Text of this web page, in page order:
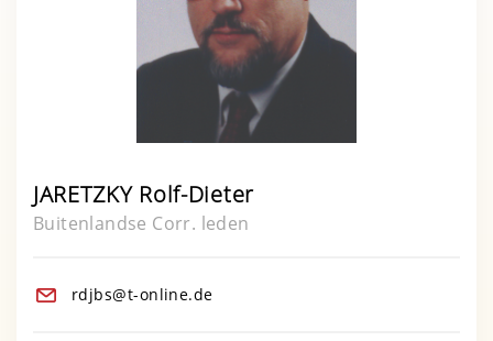
JARETZKY Rolf-Dieter
Buitenlandse Corr. leden
rdjbs@t-online.de